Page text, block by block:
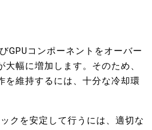
GPUコンポーネントをオーバー
幅に増加します。そのため、
を維持するには、十分な冷却環
クを安定して行うには、適切な